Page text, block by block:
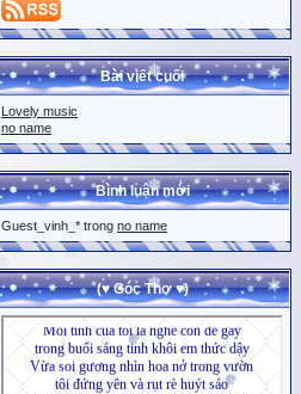
Bài viết cuối
Lovely music
no name
Bình luận mới
Guest_vinh_* trong no name
(♥ Góc Thơ ♥)